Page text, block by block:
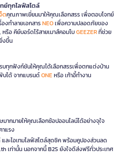
ย์ทุกไลฟ์สไตล์
ตคุณภาพเยี่ยมมาให้คุณเลือกสรร เพื่อตอบโจทย์
งทำลายเอกสารNEOเพื่อความปลอดภัยของ
, หรือ คีย์บอร์ดไร้สายเมาส์คอมโบGEEZERที่ช่วย
งขึ้น
บทุกฟังก์ชันให้คุณได้เลือกสรรเพื่อตกแต่งบ้าน
บได้ จากแบรนด์ONEหรือ เก้าอี้ทำงาน
มากมายให้คุณเลือกช้อปออนไลน์ได้อย่างจุใจ
แรง
ละไอเทมไลฟ์สไตล์สุดชิค พร้อมคูปองส่วนลด
เท่านั้น นอกจากนี้ B2S ยังใจดีส่งฟรีทั่วประเทศ